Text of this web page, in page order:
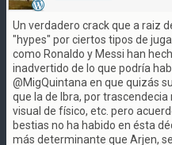
Un verdadero crack que a raiz
"hypes" por ciertos tipos de
como Ronaldo y Messi han
inadvertido de lo que podría
@MigQuintana en que quizás
que la de Ibra, por
visual de físico, etc. pero
bestias no ha habido en ésta
más determinante que Arjen,